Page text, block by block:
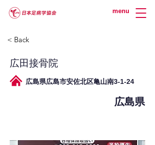
menu
< Back
広田接骨院
広島県広島市安佐北区亀山南3-1-24
広島県